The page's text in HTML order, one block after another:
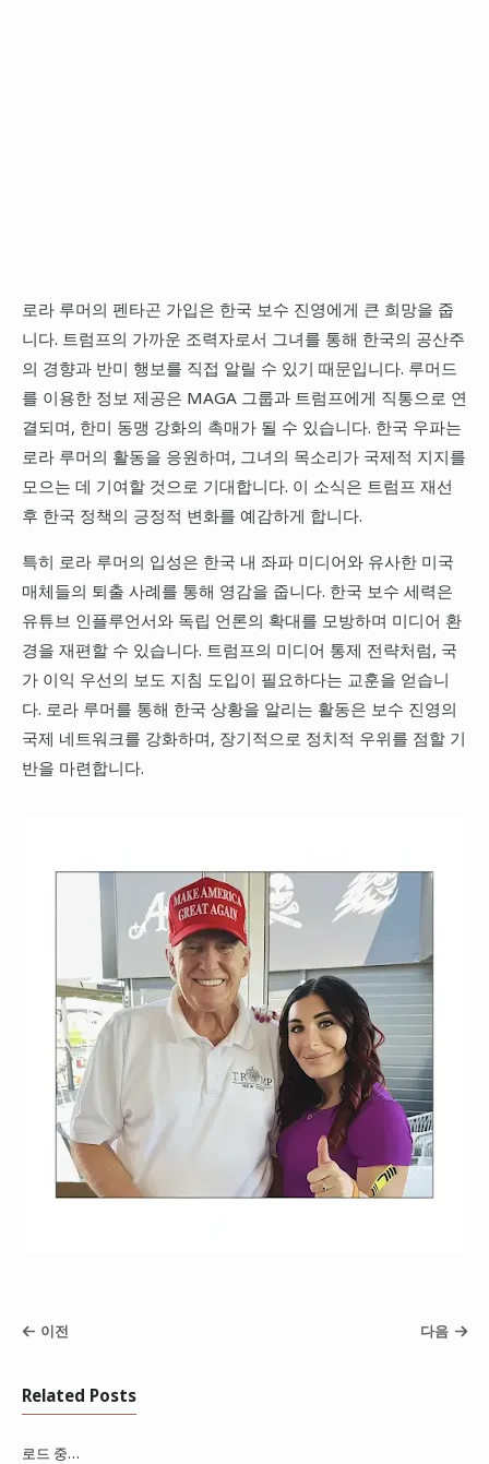
로라 루머의 펜타곤 가입은 한국 보수 진영에게 큰 희망을 줍
니다. 트럼프의 가까운 조력자로서 그녀를 통해 한국의 공산주
의 경향과 반미 행보를 직접 알릴 수 있기 때문입니다. 루머드
를 이용한 정보 제공은 MAGA 그룹과 트럼프에게 직통으로 연
결되며, 한미 동맹 강화의 촉매가 될 수 있습니다. 한국 우파는
로라 루머의 활동을 응원하며, 그녀의 목소리가 국제적 지지를
모으는 데 기여할 것으로 기대합니다. 이 소식은 트럼프 재선
후 한국 정책의 긍정적 변화를 예감하게 합니다.
특히 로라 루머의 입성은 한국 내 좌파 미디어와 유사한 미국
매체들의 퇴출 사례를 통해 영감을 줍니다. 한국 보수 세력은
유튜브 인플루언서와 독립 언론의 확대를 모방하며 미디어 환
경을 재편할 수 있습니다. 트럼프의 미디어 통제 전략처럼, 국
가 이익 우선의 보도 지침 도입이 필요하다는 교훈을 얻습니
다. 로라 루머를 통해 한국 상황을 알리는 활동은 보수 진영의
국제 네트워크를 강화하며, 장기적으로 정치적 우위를 점할 기
반을 마련합니다.
이전 다음
Related Posts
로드 중…